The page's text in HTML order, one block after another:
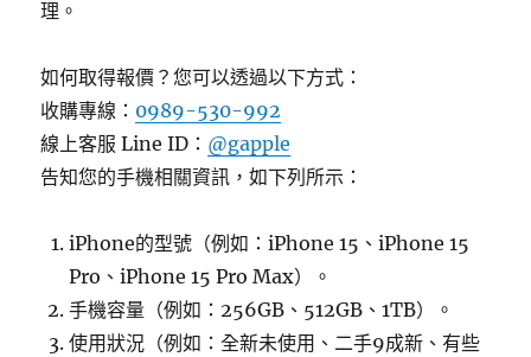
理。
如何取得報價？您可以透過以下方式：
收購專線： 0989-530-992
線上客服 Line ID： @gapple
告知您的手機相關資訊，如下列所示：
iPhone的型號（例如：iPhone 15、iPhone 15
Pro、iPhone 15 Pro Max）。
手機容量（例如：256GB、512GB、1TB）。
使用狀況（例如：全新未使用、二手9成新、有些